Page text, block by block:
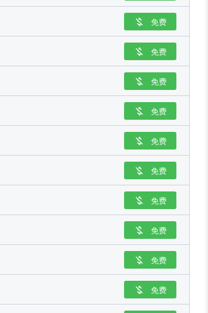
 免费
 免费
 免费
 免费
 免费
 免费
 免费
 免费
 免费
 免费